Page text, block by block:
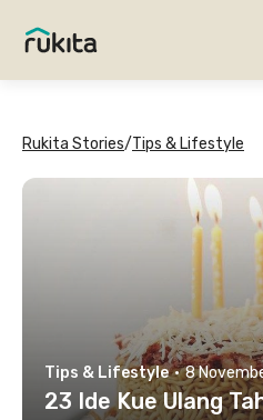
Rukita Stories/Tips & Lifestyle
Tips & Lifestyle · 8
23 Ide Kue Ulang